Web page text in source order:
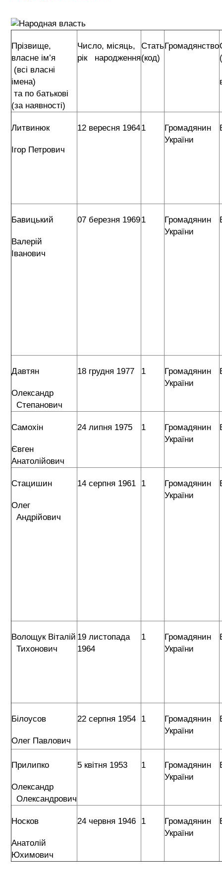
Прізвище,
власне ім’я
(всі власні
імена)
та по батькові
(за наявності)
Число, місяць,
рік народження
Стать
(код)
Громадянство
Литвинюк
Ігор Петрович
12 вересня 19641
Громадянин
України
Бавицький
Валерій
Іванович
07 березня 19691
Громадянин
України
Давтян
Олександр
Степанович
18 грудня 1977 1
Громадянин
України
Самохін
Євген
Анатолійович
24 липня 1975 1
Громадянин
України
Стацишин
Олег
Андрійович
14 серпня 1961 1
Громадянин
України
Волощук Віталій
Тихонович
19 листопада
1964
1
Громадянин
України
Білоусов
Олег Павлович
22 серпня 1954 1
Громадянин
України
Прилипко
Олександр
Олександрович
5 квітня 1953 1
Громадянин
України
Носков
Анатолій
Юхимович
24 червня 1946 1
Громадянин
України